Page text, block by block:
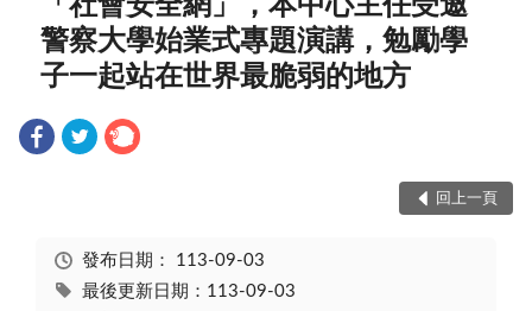
「社會安全網」，本中心主任受邀
警察大學始業式專題演講，勉勵學
子一起站在世界最脆弱的地方
回上一頁
發布日期： 113-09-03
最後更新日期：113-09-03